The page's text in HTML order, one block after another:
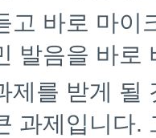
고 바로 마이
발음을 바로
제를 받게 될
과제입니다.